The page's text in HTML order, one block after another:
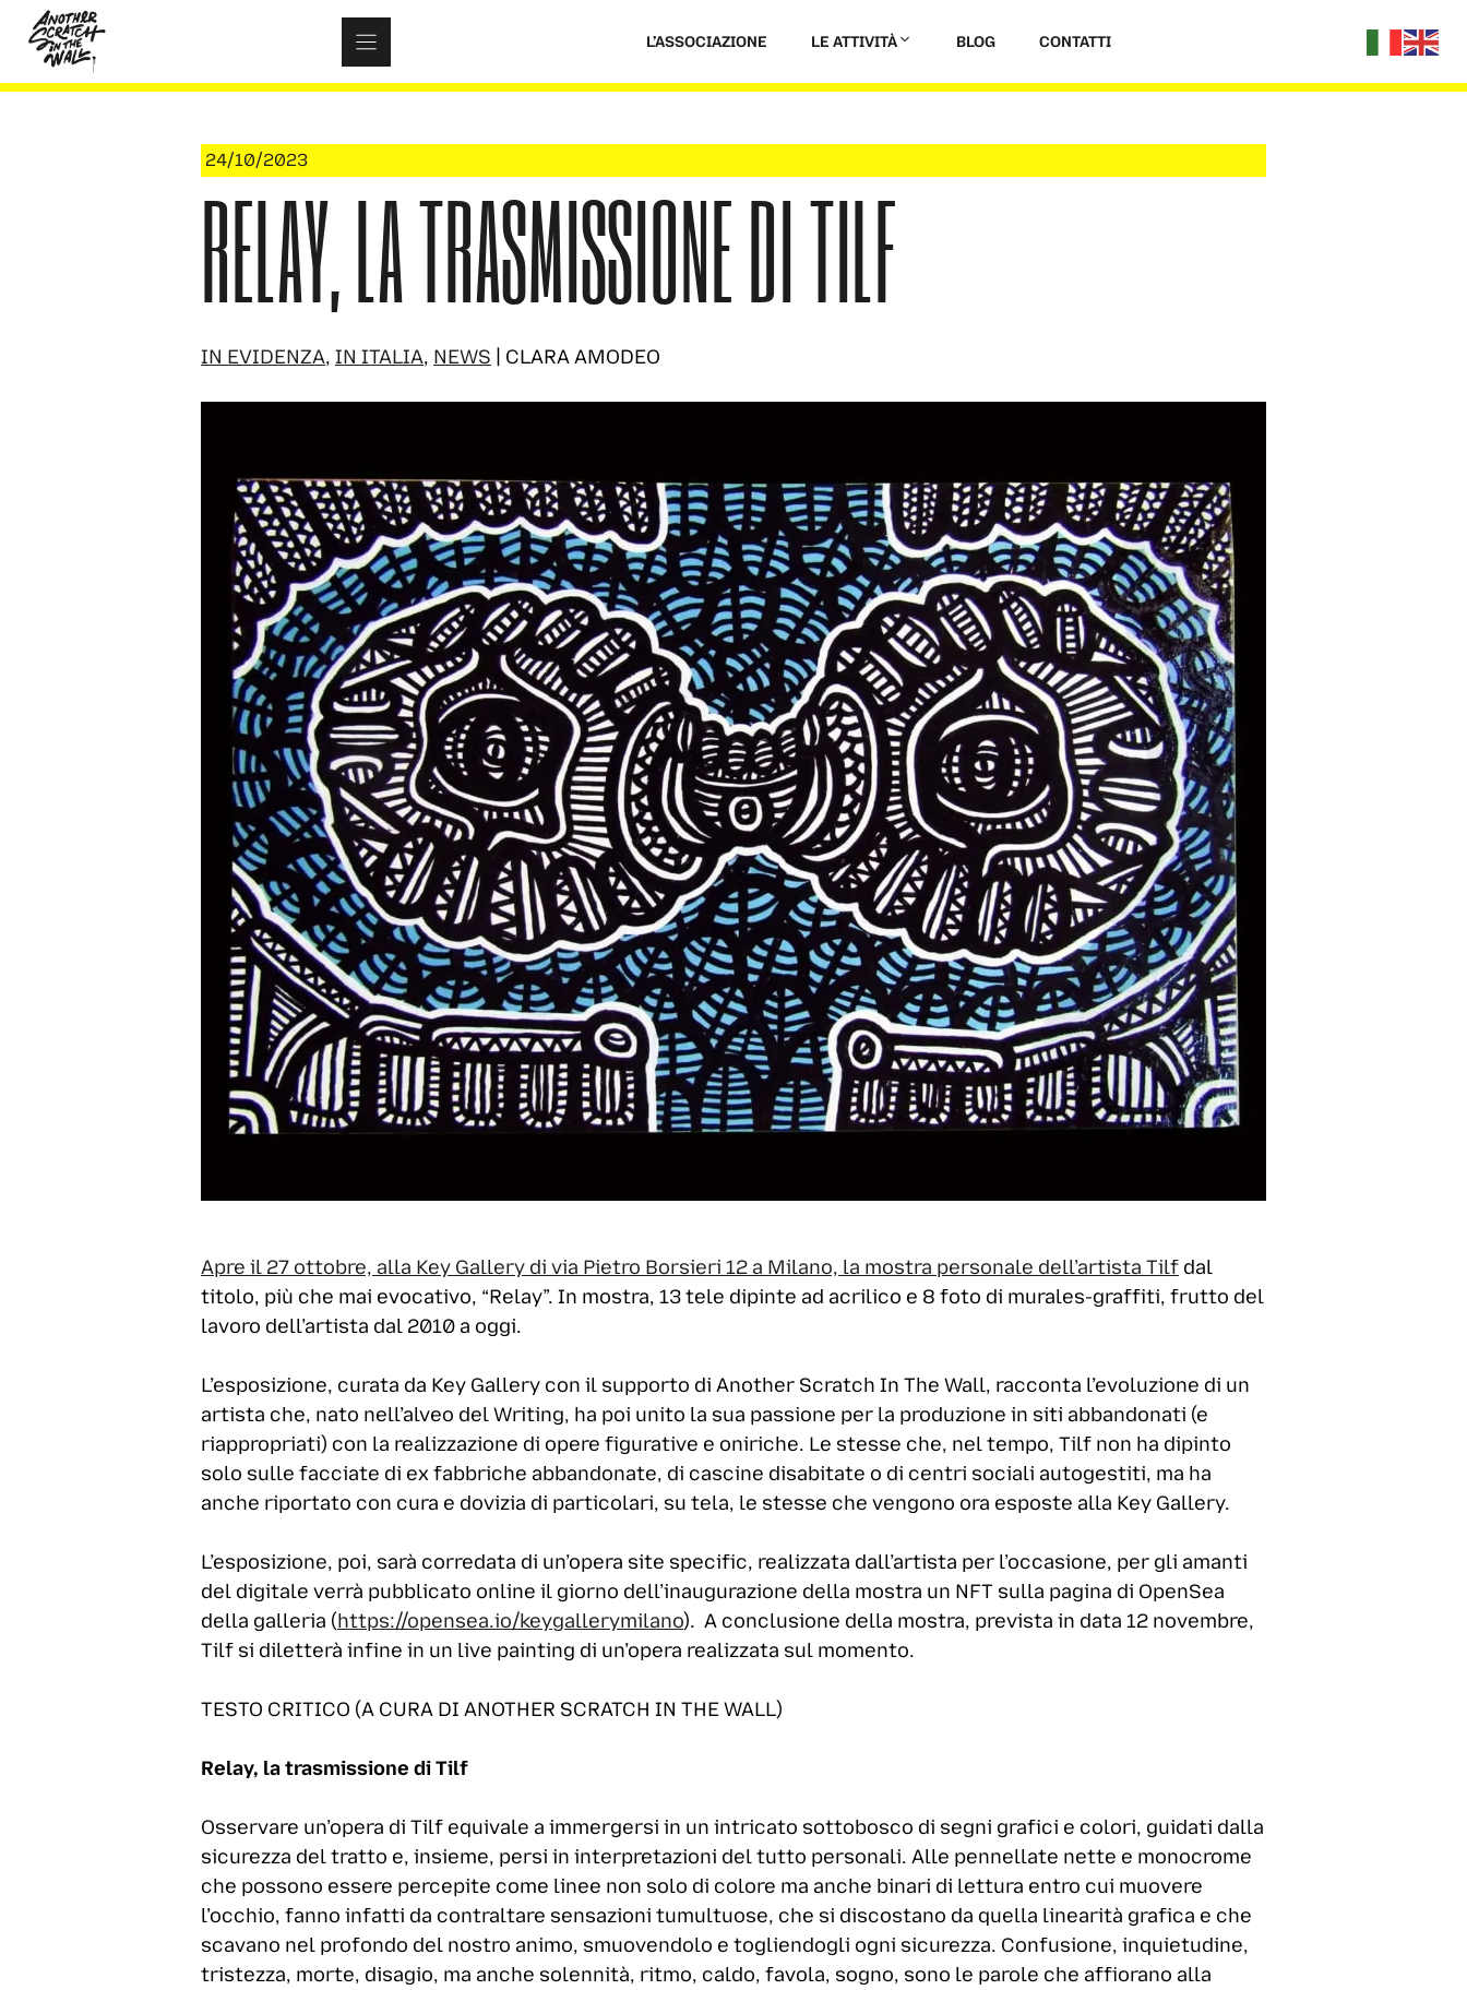
content
L’ASSOCIAZIONE LE ATTIVITÀ BLOG CONTATTI
24/10/2023
RELAY, LA TRASMISSIONE DI TILF
IN EVIDENZA, IN ITALIA, NEWS | CLARA AMODEO
Apre il 27 ottobre, alla Key Gallery di via Pietro Borsieri 12 a Milano, la mostra personale dell’artista Tilf dal
titolo, più che mai evocativo, “Relay”. In mostra, 13 tele dipinte ad acrilico e 8 foto di murales-graffiti, frutto del
lavoro dell’artista dal 2010 a oggi.
L’esposizione, curata da Key Gallery con il supporto di Another Scratch In The Wall, racconta l’evoluzione di un
artista che, nato nell’alveo del Writing, ha poi unito la sua passione per la produzione in siti abbandonati (e
riappropriati) con la realizzazione di opere figurative e oniriche. Le stesse che, nel tempo, Tilf non ha dipinto
solo sulle facciate di ex fabbriche abbandonate, di cascine disabitate o di centri sociali autogestiti, ma ha
anche riportato con cura e dovizia di particolari, su tela, le stesse che vengono ora esposte alla Key Gallery.
L’esposizione, poi, sarà corredata di un’opera site specific, realizzata dall’artista per l’occasione, per gli amanti
del digitale verrà pubblicato online il giorno dell’inaugurazione della mostra un NFT sulla pagina di OpenSea
della galleria (https://opensea.io/keygallerymilano). A conclusione della mostra, prevista in data 12 novembre,
Tilf si diletterà infine in un live painting di un’opera realizzata sul momento.
TESTO CRITICO (A CURA DI ANOTHER SCRATCH IN THE WALL)
Relay, la trasmissione di Tilf
Osservare un’opera di Tilf equivale a immergersi in un intricato sottobosco di segni grafici e colori, guidati dalla
sicurezza del tratto e, insieme, persi in interpretazioni del tutto personali. Alle pennellate nette e monocrome
che possono essere percepite come linee non solo di colore ma anche binari di lettura entro cui muovere
l’occhio, fanno infatti da contraltare sensazioni tumultuose, che si discostano da quella linearità grafica e che
scavano nel profondo del nostro animo, smuovendolo e togliendogli ogni sicurezza. Confusione, inquietudine,
tristezza, morte, disagio, ma anche solennità, ritmo, caldo, favola, sogno, sono le parole che affiorano alla